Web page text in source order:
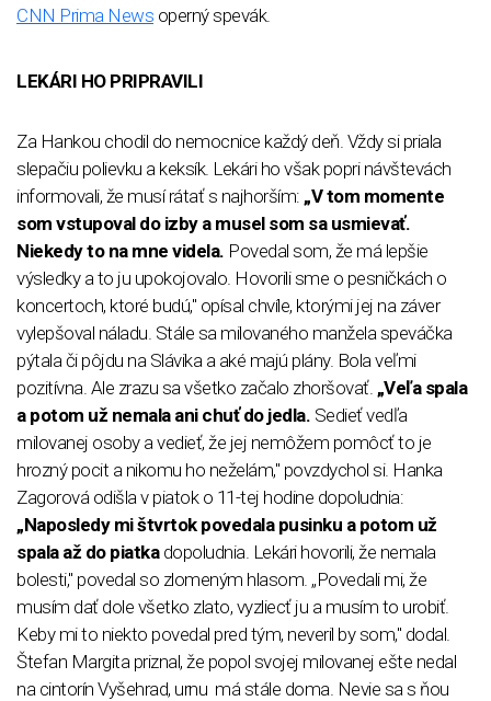
CNN Prima News operný spevák.
LEKÁRI HO PRIPRAVILI
Za Hankou chodil do nemocnice každý deň. Vždy si priala
slepačiu polievku a keksík. Lekári ho však popri návštevách
informovali, že musí rátať s najhorším: „V tom momente
som vstupoval do izby a musel som sa usmievať.
Niekedy to na mne videla. Povedal som, že má lepšie
výsledky a to ju upokojovalo. Hovorili sme o pesničkách o
koncertoch, ktoré budú," opísal chvíle, ktorými jej na záver
vylepšoval náladu. Stále sa milovaného manžela speváčka
pýtala či pôjdu na Slávika a aké majú plány. Bola veľmi
pozitívna. Ale zrazu sa všetko začalo zhoršovať. „Veľa spala
a potom už nemala ani chuť do jedla. Sedieť vedľa
milovanej osoby a vedieť, že jej nemôžem pomôcť to je
hrozný pocit a nikomu ho neželám," povzdychol si. Hanka
Zagorová odišla v piatok o 11-tej hodine dopoludnia:
„Naposledy mi štvrtok povedala pusinku a potom už
spala až do piatka dopoludnia. Lekári hovorili, že nemala
bolesti," povedal so zlomeným hlasom. „Povedali mi, že
musím dať dole všetko zlato, vyzliecť ju a musím to urobiť.
Keby mi to niekto povedal pred tým, neveril by som," dodal.
Štefan Margita priznal, že popol svojej milovanej ešte nedal
na cintorín Vyšehrad, urnu má stále doma. Nevie sa s ňou